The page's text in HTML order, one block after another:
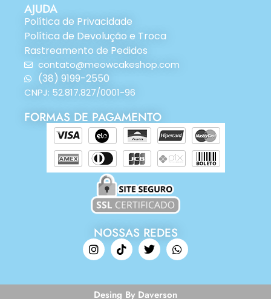
AJUDA
Política de Privacidade
Política de Devolução e Troca
Rastreamento de Pedidos
contato@meowcakeshop.com
(38) 9199-2550
CNPJ: 52.817.827/0001-96
FORMAS DE PAGAMENTO
NOSSAS REDES
Desing By Daverson